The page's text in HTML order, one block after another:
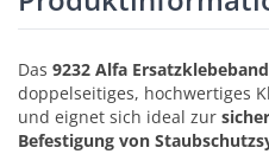
Das 9232 Alfa
doppelseitiges, hochwertiges
und eignet sich ideal zur
Befestigung von